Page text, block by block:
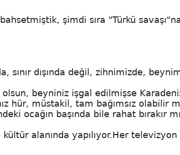
şimdi sıra "Türkü
sınır dışında değil, zihnimizde,
beyniniz işgal edilmişse
hür, müstakil, tam bağımsız olabilir
ocağın başında bile rahat bırakır
alanında yapılıyor.Her